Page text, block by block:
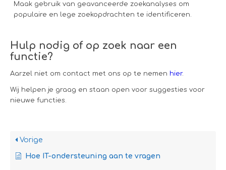
Maak gebruik van geavanceerde zoekanalyses om
populaire en lege zoekopdrachten te identificeren.
Hulp nodig of op zoek naar een
functie?
Aarzel niet om contact met ons op te nemen hier.
Wij helpen je graag en staan ​​open voor suggesties voor
nieuwe functies.
Vorige
Hoe IT-ondersteuning aan te vragen